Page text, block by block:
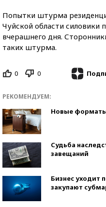
Попытки штурма
Чуйской области силовики
вчерашнего дня.
таких штурма.
0 0
РЕКОМЕНДУЕМ:
Новые форматы
Судьба
завещаний
Бизнес уходит
закупают